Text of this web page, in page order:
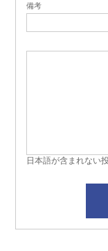
備考
日本語が含まれない